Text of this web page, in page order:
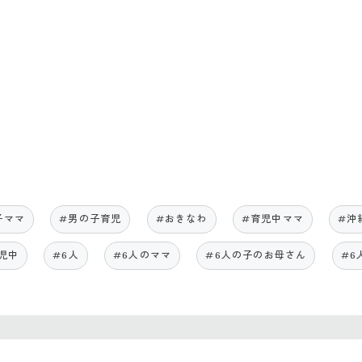
マ #男の子育児 #おきなわ #育児中ママ #沖
中 #6人 #6人のママ #6人の子のお母さん #6